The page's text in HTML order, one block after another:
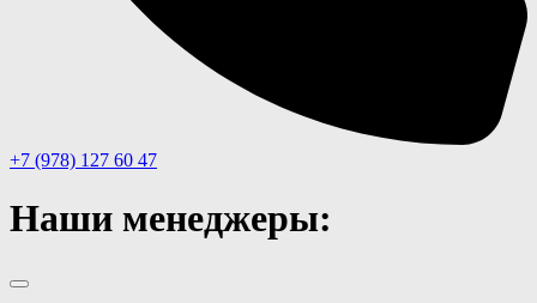
+7 (978) 127 60 47
Наши менеджеры: